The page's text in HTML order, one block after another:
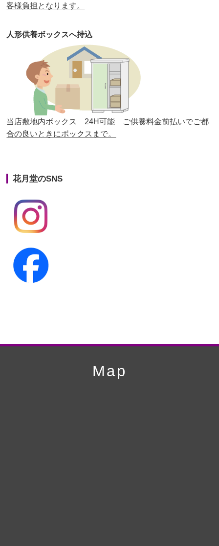
第27回人形供養祭平成29年6月14日(水)
第26回人形供養祭平成28年12月15日(木)
第25回人形供養祭 平成28年6月16日(木)
第24回人形供養祭 平成27年11月27日
第23回人形供養祭平成26年12月5日
第22回人形供養祭平成26年4月28日
第20回人形供養祭
第19回人形供養祭
第18回人形供養祭
第16回人形供養祭
第15回人形供養祭
第12回人形供養祭平成22年3月9日
平成21年12月4日
客様負担となります。
人形供養ボックスへ持込
当店敷地内ボックス 24H可能 ご供養料金前払いでご都
合の良いときにボックスまで。
花月堂のSNS
Map